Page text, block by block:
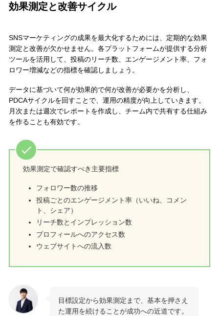
効果測定と改善サイクル
SNSマーケティングの成果を最大化するためには、定期的な効果
測定と改善が欠かせません。各プラットフォームが提供する分析
ツールを活用して、投稿のリーチ数、エンゲージメント率、フォ
ロワー増減などの指標を確認しましょう。
データに基づいて何が効果的で何が改善が必要かを分析し、
PDCAサイクルを回すことで、運用の精度が向上していきます。
月次または週次でレポートを作成し、チーム内で共有する仕組み
を作ることも有効です。
効果測定で確認すべき主要指標
フォロワー数の推移
投稿ごとのエンゲージメント率（いいね、コメン
ト、シェア）
リーチ数とインプレッション数
プロフィールへのアクセス数
ウェブサイトへの流入数
目標設定から効果測定まで、基本を押さえ
た運用を続けることが成功への近道です。